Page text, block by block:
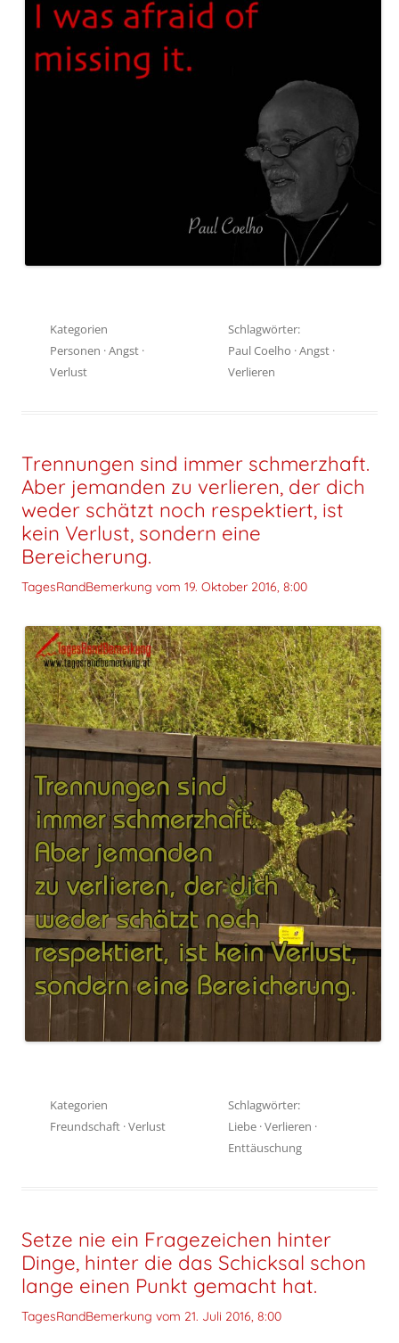
Kategorien
Personen ·Angst ·
Verlust
Schlagwörter:
Paul Coelho ·Angst ·
Verlieren
Trennungen sind immer schmerzhaft.
Aber jemanden zu verlieren, der dich
weder schätzt noch respektiert, ist
kein Verlust, sondern eine
Bereicherung.
TagesRandBemerkung vom 19. Oktober 2016, 8:00
Kategorien
Freundschaft ·Verlust
Schlagwörter:
Liebe ·Verlieren ·
Enttäuschung
Setze nie ein Fragezeichen hinter
Dinge, hinter die das Schicksal schon
lange einen Punkt gemacht hat.
TagesRandBemerkung vom 21. Juli 2016, 8:00